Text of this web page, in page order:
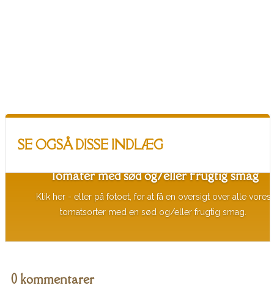
SE OGSÅ DISSE INDLÆG
Tomater med sød og/eller frugtig smag
Klik her - eller på fotoet, for at få en oversigt over alle vores
tomatsorter med en sød og/eller frugtig smag.
0 kommentarer